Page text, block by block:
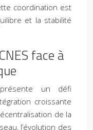
coordination est
et la stabilité
face à
un défi
croissante
de la
l’évolution des